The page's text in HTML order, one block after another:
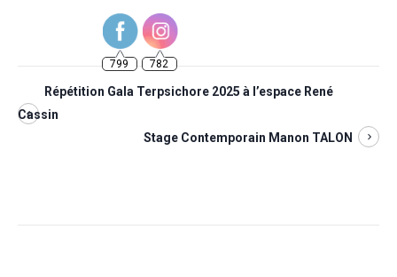
Répétition Gala Terpsichore 2025 à l’espace René
Cassin
Stage Contemporain Manon TALON
799 782